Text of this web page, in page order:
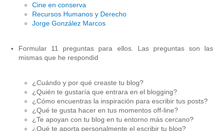
Cine en conserva
Recursos Humanos y Derecho
Jorge González Marcos
Formular 11 preguntas para ellos. Las preguntas son las
mismas que he respondid
¿Cuándo y por qué creaste tu blog?
¿Quién te gustaría que entrara en el blogging?
¿Cómo encuentras la inspiración para escribir tus posts?
¿Qué te gusta hacer en tus momentos off-line?
¿Te apoyan con tu blog en tu entorno más cercano?
¿Qué te aporta personalmente el escribir tu blog?